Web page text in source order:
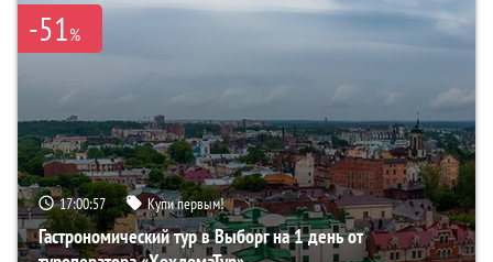
-51%
17:00:56 Купи первым!
Гастрономический тур в Выборг на 1 день от